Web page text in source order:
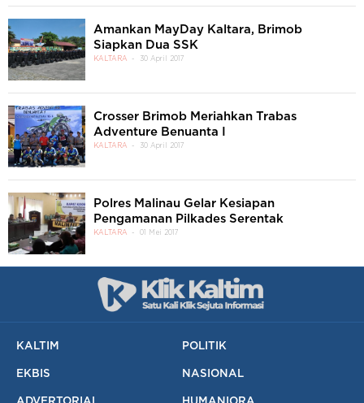
Amankan MayDay Kaltara, Brimob
Siapkan Dua SSK
KALTARA 30 April 2017
Crosser Brimob Meriahkan Trabas
Adventure Benuanta I
KALTARA 30 April 2017
Polres Malinau Gelar Kesiapan
Pengamanan Pilkades Serentak
KALTARA 01 Mei 2017
KALTIM POLITIK
EKBIS NASIONAL